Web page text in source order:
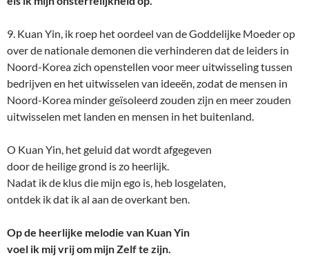
9. Kuan Yin, ik roep het oordeel van de Goddelijke Moeder op
over de nationale demonen die verhinderen dat de leiders in
Noord-Korea zich openstellen voor meer uitwisseling tussen
bedrijven en het uitwisselen van ideeën, zodat de mensen in
Noord-Korea minder geïsoleerd zouden zijn en meer zouden
uitwisselen met landen en mensen in het buitenland.
O Kuan Yin, het geluid dat wordt afgegeven
door de heilige grond is zo heerlijk.
Nadat ik de klus die mijn ego is, heb losgelaten,
ontdek ik dat ik al aan de overkant ben.
Op de heerlijke melodie van Kuan Yin
voel ik mij vrij om mijn Zelf te zijn.